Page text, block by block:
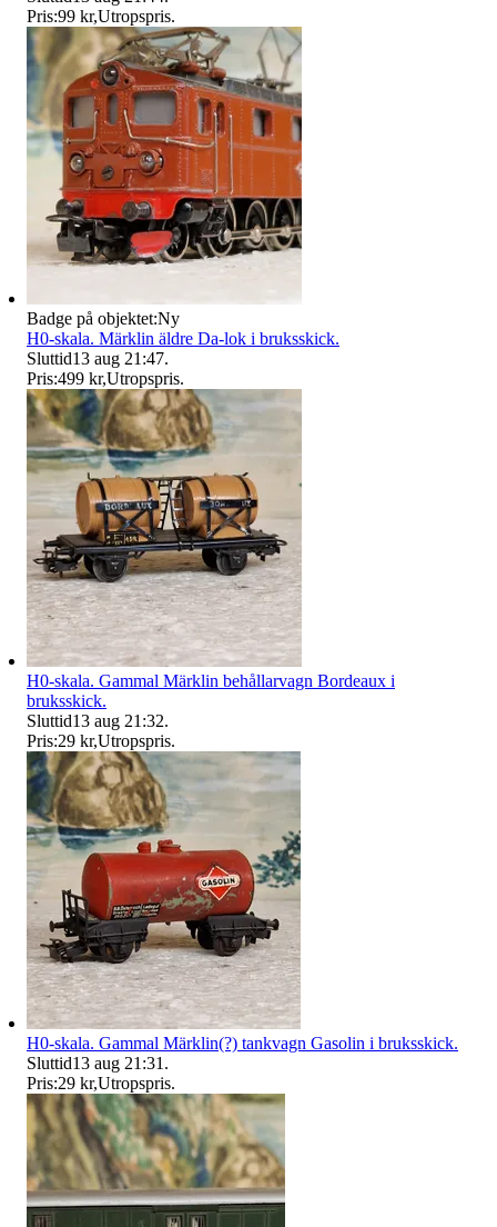
Pris:99 kr,Utropspris.
Badge på objektet:Ny
H0-skala. Märklin äldre Da-lok i bruksskick.
Sluttid13 aug 21:47.
Pris:499 kr,Utropspris.
H0-skala. Gammal Märklin behållarvagn Bordeaux i
bruksskick.
Sluttid13 aug 21:32.
Pris:29 kr,Utropspris.
H0-skala. Gammal Märklin(?) tankvagn Gasolin i bruksskick.
Sluttid13 aug 21:31 .
Pris:29 kr,Utropspris.